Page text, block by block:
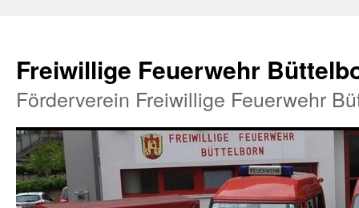
Freiwillige Feuerwehr
Förderverein Freiwillige Feuerwehr